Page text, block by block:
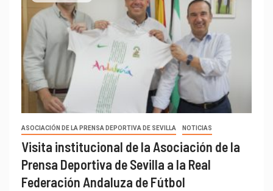
ASOCIACIÓN DE LA PRENSA DEPORTIVA DE SEVILLA NOTICIAS
Visita institucional de la Asociación de la
Prensa Deportiva de Sevilla a la Real
Federación Andaluza de Fútbol